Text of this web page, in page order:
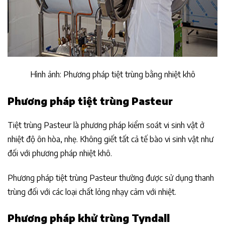
Hình ảnh: Phương pháp tiệt trùng bằng nhiệt khô
Phương pháp tiệt trùng Pasteur
Tiệt trùng Pasteur là phương pháp kiểm soát vi sinh vật ở
nhiệt độ ôn hòa, nhẹ. Không giết tất cả tế bào vi sinh vật như
đối với phương pháp nhiệt khô.
Phương pháp tiệt trùng Pasteur thường được sử dụng thanh
trùng đối với các loại chất lỏng nhạy cảm với nhiệt.
Phương pháp khử trùng Tyndall